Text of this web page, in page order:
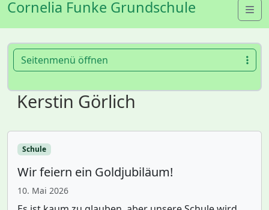
Cornelia Funke Grundschule
Kerstin Görlich
Schule
Wir feiern ein Goldjubiläum!
10. Mai 2026
Seitenmenü öffnen